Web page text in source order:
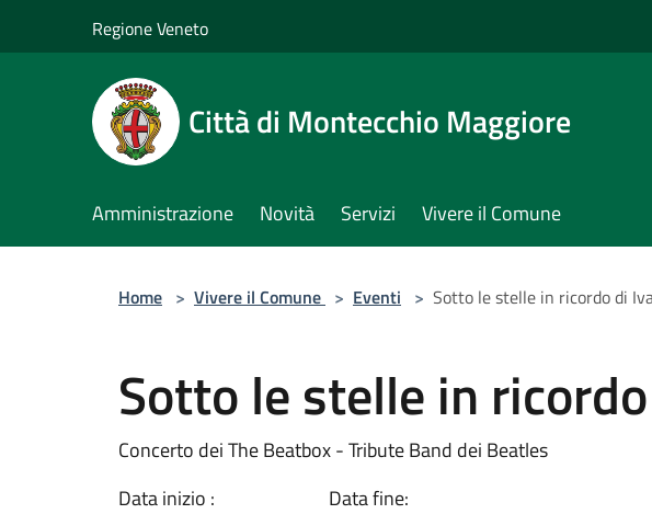
Regione Veneto
Città di Montecchio Maggiore
Amministrazione Novità Servizi Vivere il Comune
Home > Vivere il Comune > Eventi > Sotto le stelle in ricordo di
Sotto le stelle in
Concerto dei The Beatbox - Tribute Band dei Beatles
Data inizio :
Data fine: